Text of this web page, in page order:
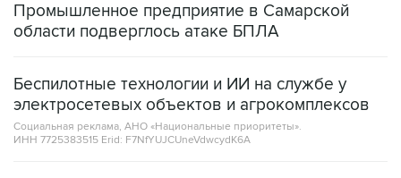
Промышленное предприятие в Самарской
области подверглось атаке БПЛА
Беспилотные технологии и ИИ на службе у
электросетевых объектов и агрокомплексов
Социальная реклама, АНО «Национальные приоритеты».
ИНН 7725383515 Erid: F7NfYUJCUneVdwcydK6A